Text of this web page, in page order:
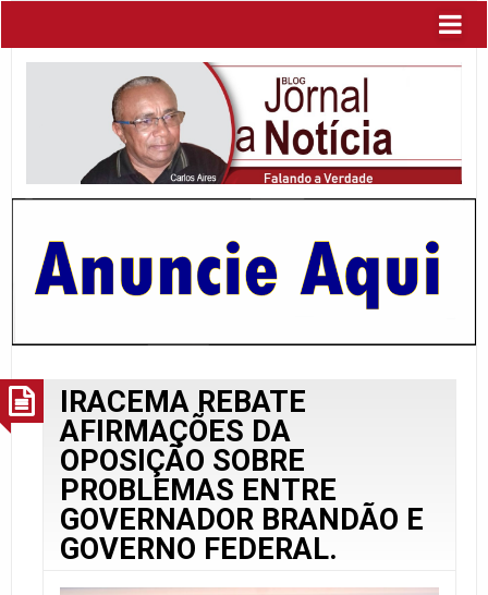
IRACEMA REBATE
AFIRMAÇÕES DA
OPOSIÇÃO SOBRE
PROBLEMAS ENTRE
GOVERNADOR BRANDÃO E
GOVERNO FEDERAL.